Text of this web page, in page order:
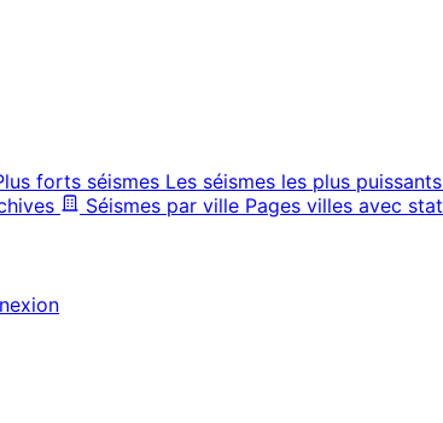
forts séismes Les séismes les plus
Séismes par ville Pages villes avec